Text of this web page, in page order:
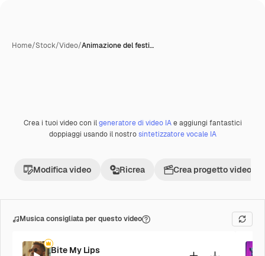
Home/Stock/Video/Animazione del festi…
PremiumCreata con IA
Crea i tuoi video con ilgeneratore di video IAe aggiungi fantastici
doppiaggi usando il nostrosintetizzatore vocale IA
Modifica video Ricrea Crea progetto video
Musica consigliata per questo video
Bite My Lips